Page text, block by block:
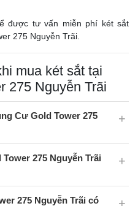
được tư vấn miễn phí két sắt
275 Nguyễn Trãi.
mua két sắt tại
275 Nguyễn Trãi
Cư Gold Tower 275
275 Nguyễn Trãi
275 Nguyễn Trãi có